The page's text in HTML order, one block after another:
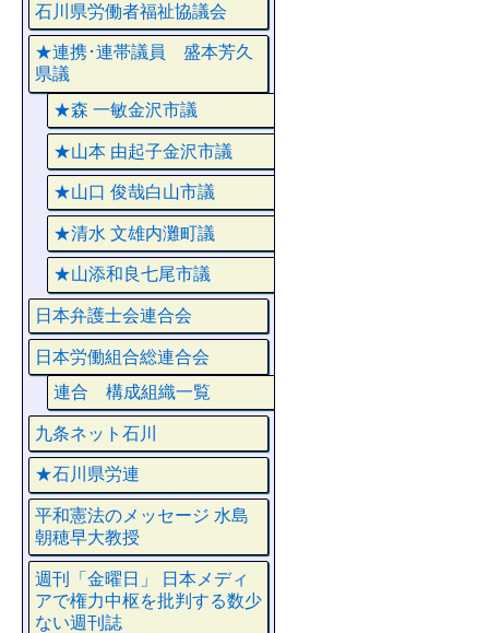
石川県労働者福祉協議会
★連携･連帯議員 盛本芳久
県議
★森 一敏金沢市議
★山本 由起子金沢市議
★山口 俊哉白山市議
★清水 文雄内灘町議
★山添和良七尾市議
日本弁護士会連合会
日本労働組合総連合会
連合 構成組織一覧
九条ネット石川
★石川県労連
平和憲法のメッセージ 水島
朝穂早大教授
週刊「金曜日」 日本メディ
アで権力中枢を批判する数少
ない週刊誌